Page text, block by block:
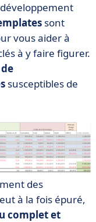
sont
vous aider à
à y faire figurer.
susceptibles de
des
à la fois épuré,
complet et